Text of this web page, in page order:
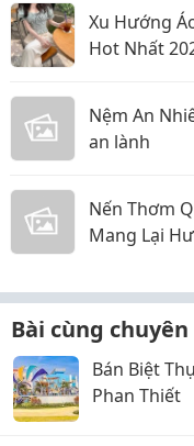
Xu Hướng
Hot Nhất
Nệm An
an lành
Nến Thơm
Mang Lại
Bài cùng
Bán Biệt
Phan Thiết